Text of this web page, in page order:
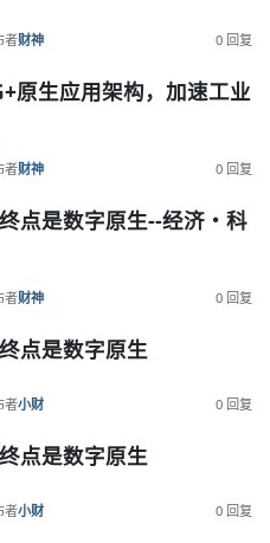
者财神 0 回复
原生应用架构，加速工业
者财神 0 回复
点是数字原生--经济・科
者财神 0 回复
点是数字原生
者小财 0 回复
点是数字原生
者小财 0 回复